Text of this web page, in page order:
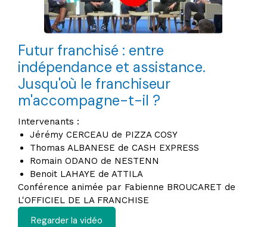
Futur franchisé : entre
indépendance et assistance.
Jusqu'où le franchiseur
m'accompagne-t-il ?
Intervenants :
Jérémy CERCEAU de PIZZA COSY
Thomas ALBANESE de CASH EXPRESS
Romain ODANO de NESTENN
Benoit LAHAYE de ATTILA
Conférence animée par Fabienne BROUCARET de
L'OFFICIEL DE LA FRANCHISE
Regarder la vidéo